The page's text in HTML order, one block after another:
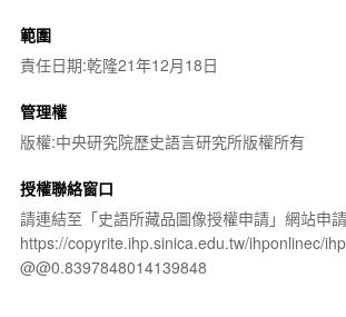
範圍
責任日期:乾隆21年12月18日
管理權
版權:中央研究院歷史語言研究所版權所有
授權聯絡窗口
請連結至「史語所藏品圖像授權申請」網站申
https://copyrite.ihp.sinica.edu.tw/ihponlinec/
@@0.8397848014139848